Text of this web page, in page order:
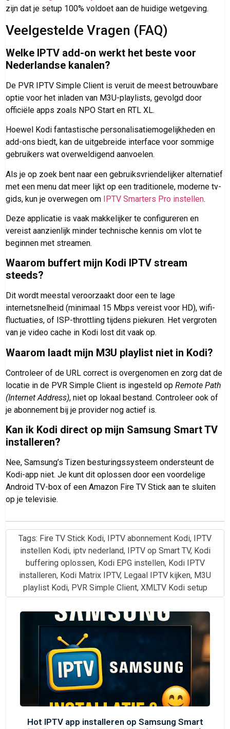
zijn dat je setup 100% voldoet aan de huidige wetgeving.
Veelgestelde Vragen (FAQ)
Welke IPTV add-on werkt het beste voor
Nederlandse kanalen?
De PVR IPTV Simple Client is veruit de meest betrouwbare
optie voor het inladen van M3U-playlists, gevolgd door
officiële apps zoals NPO Start en RTL XL.
Hoewel Kodi fantastische personalisatiemogelijkheden en
add-ons biedt, kan de uitgebreide interface voor sommige
gebruikers wat overweldigend aanvoelen.
Als je op zoek bent naar een gebruiksvriendelijker alternatief
met een menu dat meer lijkt op een traditionele, moderne tv-
gids, kun je overwegen om IPTV Smarters Pro instellen.
Deze applicatie is vaak makkelijker te configureren en
vereist aanzienlijk minder technische kennis om vlot te
beginnen met streamen.
Waarom buffert mijn Kodi IPTV stream
steeds?
Dit wordt meestal veroorzaakt door een te lage
internetsnelheid (minimaal 15 Mbps vereist voor HD), wifi-
fluctuaties, of ISP-throttling tijdens piekuren. Het vergroten
van je video cache in Kodi lost dit vaak op.
Waarom laadt mijn M3U playlist niet in Kodi?
Controleer of de URL correct is overgenomen en zorg dat de
locatie in de PVR Simple Client is ingesteld op Remote Path
(Internet Address), niet op lokaal bestand. Controleer ook of
je abonnement bij je provider nog actief is.
Kan ik Kodi direct op mijn Samsung Smart TV
installeren?
Nee, Samsung’s Tizen besturingssysteem ondersteunt de
Kodi-app niet. Je kunt dit oplossen door een voordelige
Android TV-box of een Amazon Fire TV Stick aan te sluiten
op je televisie.
Tags: Fire TV Stick Kodi, IPTV abonnement Kodi, IPTV
instellen Kodi, iptv nederland, IPTV op Smart TV, Kodi
buffering oplossen, Kodi EPG instellen, Kodi IPTV
installeren, Kodi Matrix IPTV, Legaal IPTV kijken, M3U
playlist Kodi, PVR Simple Client, XMLTV Kodi setup
Hot IPTV app installeren op Samsung Smart